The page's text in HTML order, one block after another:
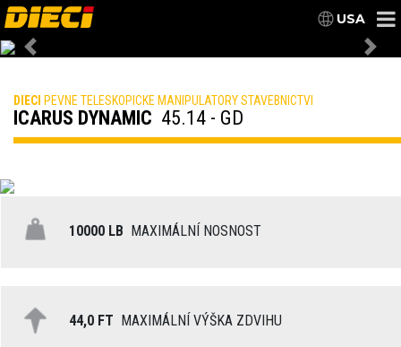
USA
Previous
DIECI PEVNE TELESKOPICKE MANIPULATORY STAVEBNICTVI
ICARUS DYNAMIC 45.14 - GD
10000 LB MAXIMÁLNÍ NOSNOST
44,0 FT MAXIMÁLNÍ VÝŠKA ZDVIHU